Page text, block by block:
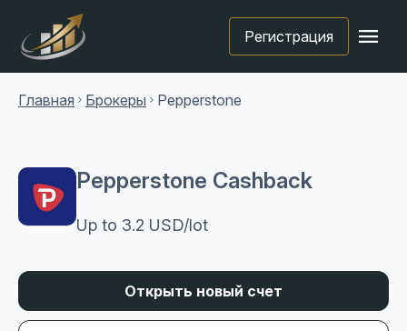
Регистрация menu
Главная chevron_right Брокеры chevron_right Pepperstone
Pepperstone Cashback
Up to 3.2 USD/lot
Открыть новый счет